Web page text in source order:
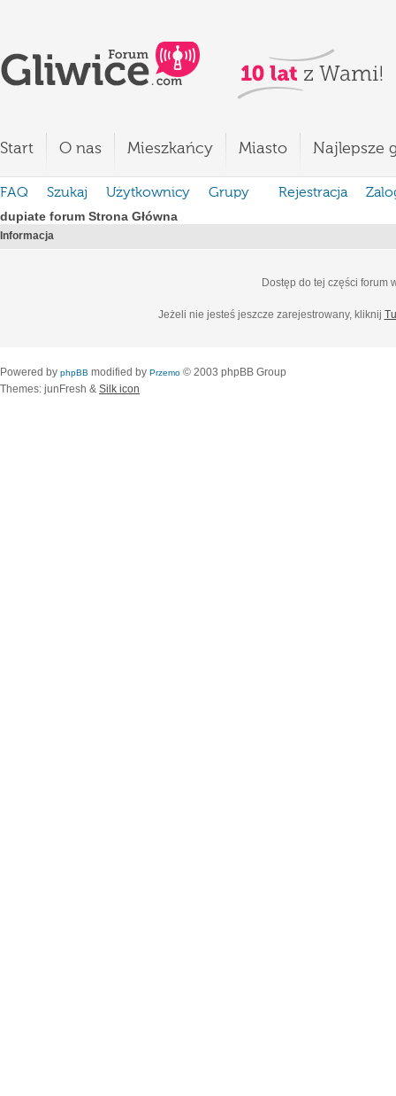
Start O nas Mieszkańcy Miasto Najlepsze
FAQ Szukaj Użytkownicy Grupy Rejestracja
dupiate forum Strona Główna
Informacja
Dostęp do tej części forum
Jeżeli nie jesteś jeszcze zarejestrowany, kliknij
Powered by phpBB modified by Przemo © 2003 phpBB Group
Themes: junFresh & Silk icon